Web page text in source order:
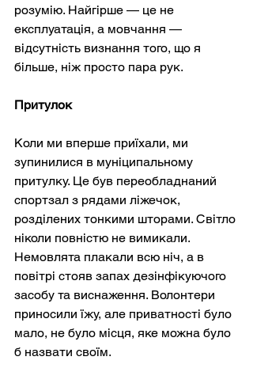
розумію. Найгірше — це не
експлуатація, а мовчання —
відсутність визнання того, що я
більше, ніж просто пара рук.
Притулок
Коли ми вперше приїхали, ми
зупинилися в муніципальному
притулку. Це був переобладнаний
спортзал з рядами ліжечок,
розділених тонкими шторами. Світло
ніколи повністю не вимикали.
Немовлята плакали всю ніч, а в
повітрі стояв запах дезінфікуючого
засобу та виснаження. Волонтери
приносили їжу, але приватності було
мало, не було місця, яке можна було
б назвати своїм.